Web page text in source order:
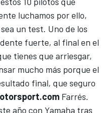
luchamos por ello,
un test. Uno de los
fuerte, al final en el
tienes que arriesgar,
mucho más porque el
final, que seguro
Farrés.
año con Yamaha tras